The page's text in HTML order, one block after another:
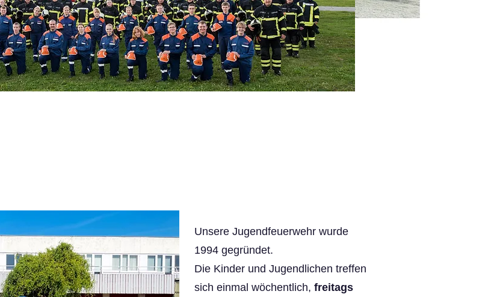
Unsere Jugendfeuerwehr wurde
1994 gegründet.
Die Kinder und Jugendlichen treffen
sich einmal wöchentlich, freitags